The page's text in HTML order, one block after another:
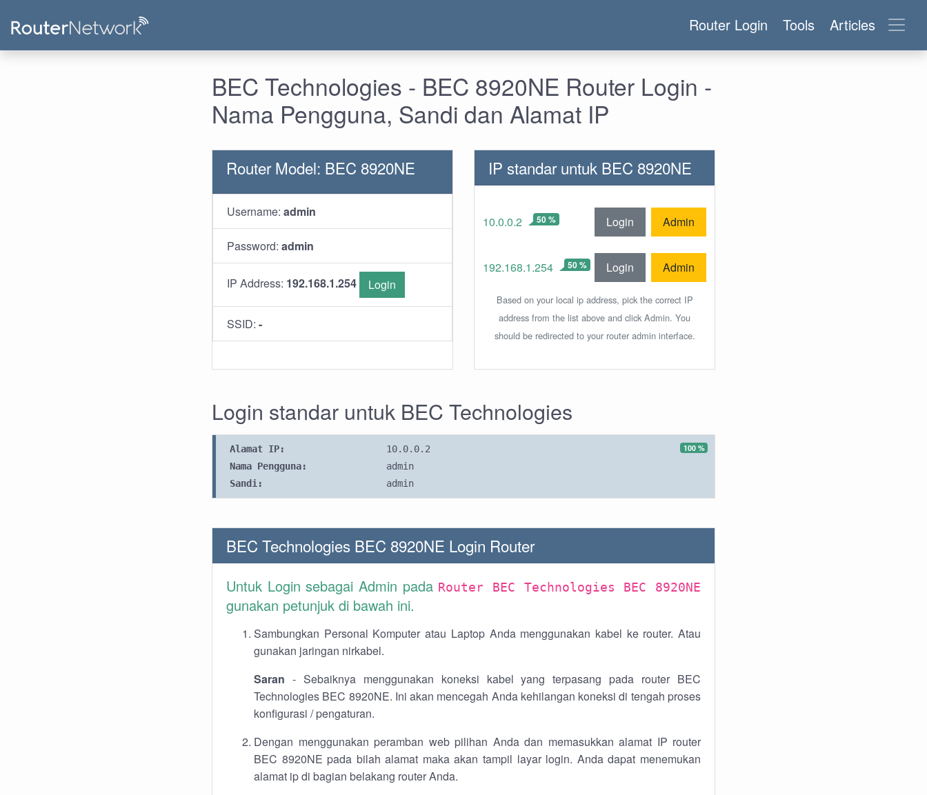
Router Login Tools Articles
BEC Technologies - BEC 8920NE Router Login -
Nama Pengguna, Sandi dan Alamat IP
Router Model: BEC 8920NE
Username: admin
Password: admin
IP Address: 192.168.1.254 Login
SSID: -
IP standar untuk BEC 8920NE
10.0.0.2 50 % Login Admin
192.168.1.254 50 % Login Admin
Based on your local ip address, pick the correct IP
address from the list above and click Admin. You
should be redirected to your router admin interface.
Login standar untuk BEC Technologies
100 %
Alamat IP:
10.0.0.2
Nama Pengguna:
admin
Sandi:
admin
BEC Technologies BEC 8920NE Login Router
Untuk Login sebagai Admin pada Router BEC Technologies BEC 8920NE
gunakan petunjuk di bawah ini.
Sambungkan Personal Komputer atau Laptop Anda menggunakan kabel ke router. Atau
gunakan jaringan nirkabel.
Saran - Sebaiknya menggunakan koneksi kabel yang terpasang pada router BEC
Technologies BEC 8920NE. Ini akan mencegah Anda kehilangan koneksi di tengah proses
konfigurasi / pengaturan.
Dengan menggunakan peramban web pilihan Anda dan memasukkan alamat IP router
BEC 8920NE pada bilah alamat maka akan tampil layar login. Anda dapat menemukan
alamat ip di bagian belakang router Anda.